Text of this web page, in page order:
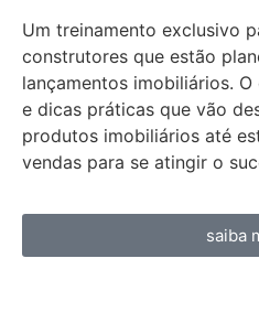
Um treinamento exclusivo
construtores que estão
lançamentos imobiliários.
e dicas práticas que vão
produtos imobiliários até
vendas para se atingir o
saiba